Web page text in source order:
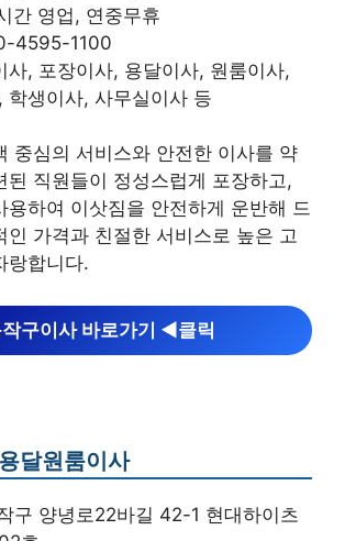
간 영업, 연중무휴
4595-1100
사, 포장이사, 용달이사, 원룸이사,
학생이사, 사무실이사 등
중심의 서비스와 안전한 이사를 약
된 직원들이 정성스럽게 포장하고,
용하여 이삿짐을 안전하게 운반해 드
인 가격과 친절한 서비스로 높은 고
랑합니다.
구이사 바로가기 ◀︎클릭
달원룸이사
구 양녕로22바길 42-1 현대하이츠